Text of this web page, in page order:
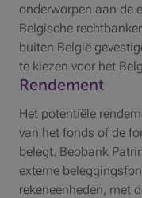
onderworpen aan de
Belgische
buiten België
te kiezen voor het
Rendement
Het potentiële
van het fonds of de
belegt. Beobank
externe
rekeneenheden, met